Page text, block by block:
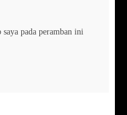
pada peramban ini